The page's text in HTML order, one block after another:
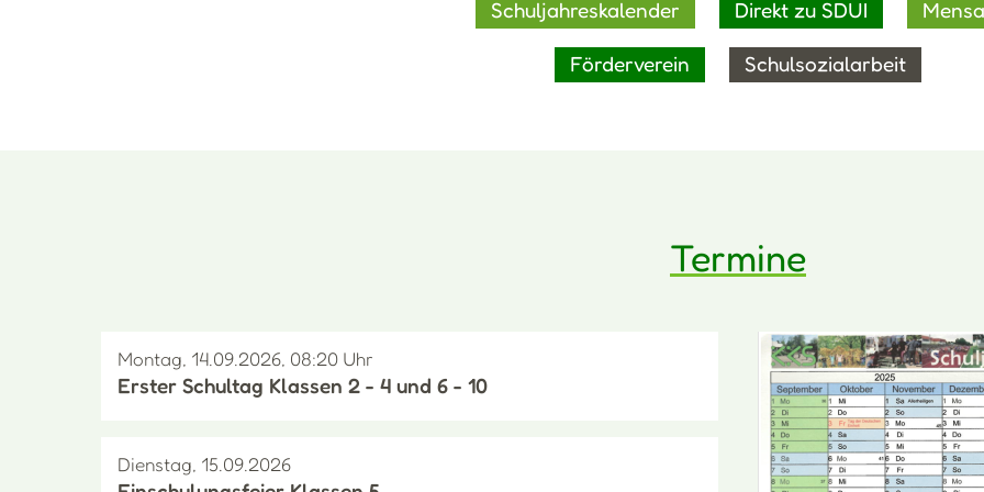
Schuljahreskalender Direkt zu SDUI Mensa
Förderverein Schulsozialarbeit
Termine
Montag, 14.09.2026, 08:20 Uhr
Erster Schultag Klassen 2 - 4 und 6 - 10
Dienstag, 15.09.2026